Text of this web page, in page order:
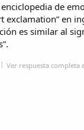
de
exclamation” en
es similar al
Ver respuesta completa